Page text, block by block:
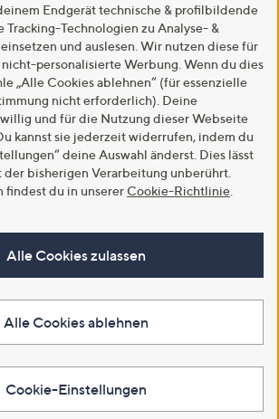
Endgerät technische & profilbildende
Tracking-Technologien zu Analyse- &
und auslesen. Wir nutzen diese für
personalisierte Werbung. Wenn du dies
„Alle Cookies ablehnen“ (für essenzielle
nicht erforderlich). Deine
und für die Nutzung dieser Webseite
kannst sie jederzeit widerrufen, indem du
deine Auswahl änderst. Dies lässt
bisherigen Verarbeitung unberührt.
findest du in unserer Cookie-Richtlinie
Alle Cookies zulassen
Alle Cookies ablehnen
Cookie-Einstellungen